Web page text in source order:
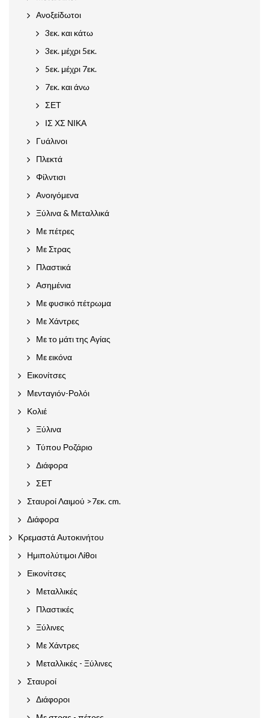
Ανοξείδωτοι
3εκ. και κάτω
3εκ. μέχρι 5εκ.
5εκ. μέχρι 7εκ.
7εκ. και άνω
ΣΕΤ
ΙΣ ΧΣ ΝΙΚΑ
Γυάλινοι
Πλεκτά
Φίλντισι
Ανοιγόμενα
Ξύλινα & Μεταλλικά
Με πέτρες
Με Στρας
Πλαστικά
Ασημένια
Με φυσικό πέτρωμα
Με Χάντρες
Με το μάτι της Αγίας
Με εικόνα
Εικονίτσες
Μενταγιόν-Ρολόι
Κολιέ
Ξύλινα
Τύπου Ροζάριο
Διάφορα
ΣΕΤ
Σταυροί Λαιμού >7εκ. cm.
Διάφορα
Κρεμαστά Αυτοκινήτου
Ημιπολύτιμοι Λίθοι
Εικονίτσες
Μεταλλικές
Πλαστικές
Ξύλινες
Με Χάντρες
Μεταλλικές - Ξύλινες
Σταυροί
Διάφοροι